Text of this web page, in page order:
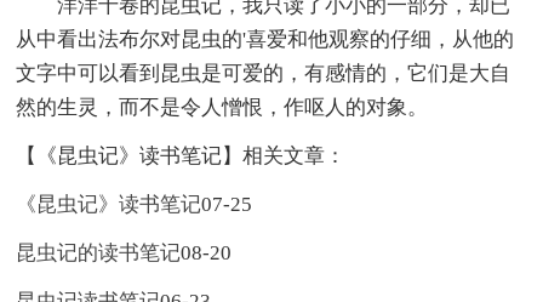
洋洋十卷的昆虫记，我只读了小小的一部分，却已
从中看出法布尔对昆虫的'喜爱和他观察的仔细，从他的
文字中可以看到昆虫是可爱的，有感情的，它们是大自
然的生灵，而不是令人憎恨，作呕人的对象。
【《昆虫记》读书笔记】相关文章：
《昆虫记》读书笔记07-25
昆虫记的读书笔记08-20